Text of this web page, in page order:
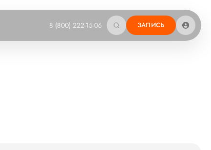
8 (800) 222-15-06 ЗАПИСЬ